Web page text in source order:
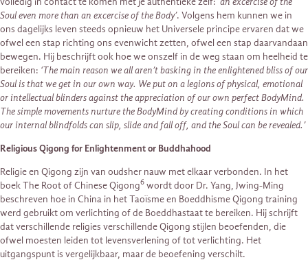
Soul even more than an excercise of the Body’. Volgens hem kunnen we in
ons dagelijks leven steeds opnieuw het Universele principe ervaren dat we
ofwel een stap richting ons evenwicht zetten, ofwel een stap daarvandaan
bewegen. Hij beschrijft ook hoe we onszelf in de weg staan om heelheid te
bereiken: ‘The main reason we all aren’t basking in the enlightened bliss of our
Soul is that we get in our own way. We put on a legions of physical, emotional
or intellectual blinders against the appreciation of our own perfect BodyMind.
The simple movements nurture the BodyMind by creating conditions in which
our internal blindfolds can slip, slide and fall off, and the Soul can be revealed.’
Religious Qigong for Enlightenment or Buddhahood
Religie en Qigong zijn van oudsher nauw met elkaar verbonden. In het
boek The Root of Chinese Qigong6 wordt door Dr. Yang, Jwing-Ming
beschreven hoe in China in het Taoïsme en Boeddhisme Qigong training
werd gebruikt om verlichting of de Boeddhastaat te bereiken. Hij schrijft
dat verschillende religies verschillende Qigong stijlen beoefenden, die
ofwel moesten leiden tot levensverlening of tot verlichting. Het
uitgangspunt is vergelijkbaar, maar de beoefening verschilt.